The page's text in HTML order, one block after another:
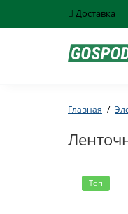
Доставка
Главная
Топ